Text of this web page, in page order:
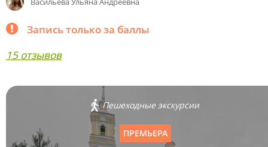
Запись только за баллы
15 отзывов
Пешеходные экскурсии
ПРЕМЬЕРА